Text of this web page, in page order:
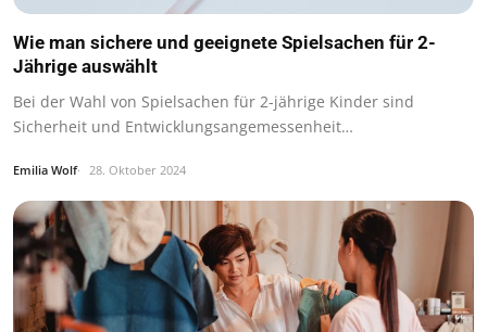
Wie man sichere und geeignete Spielsachen für 2-
Jährige auswählt
Bei der Wahl von Spielsachen für 2-jährige Kinder sind
Sicherheit und Entwicklungsangemessenheit…
Emilia Wolf 28. Oktober 2024